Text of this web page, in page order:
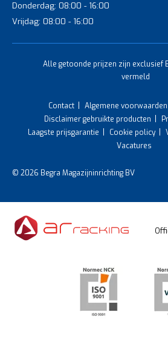
Donderdag: 08:00 - 16:00
Vrijdag: 08:00 - 16:00
Alle getoonde prijzen zijn exclusief
vermeld
Contact Algemene voorwaarden
Disclaimer gebruikte producten
Laagste prijsgarantie
Cookie policy
Vacatures
© 2026 Begra Magazijninrichting BV